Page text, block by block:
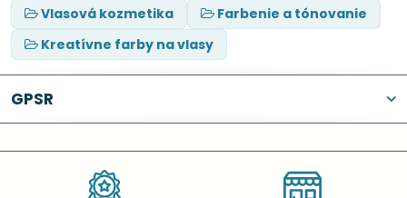
Vlasová kozmetika
Farbenie a tónovanie
Kreatívne farby na vlasy
GPSR